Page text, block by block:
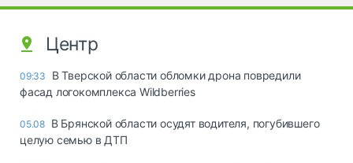
Центр
09:33
В Тверской области обломки дрона повредили
фасад логокомплекса Wildberries
05.08 В Брянской области осудят водителя, погубившего
целую семью в ДТП